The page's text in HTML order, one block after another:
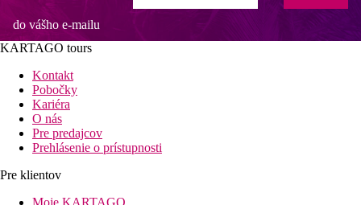
do vášho e-mailu
KARTAGO tours
Kontakt
Pobočky
Kariéra
O nás
Pre predajcov
Prehlásenie o prístupnosti
Pre klientov